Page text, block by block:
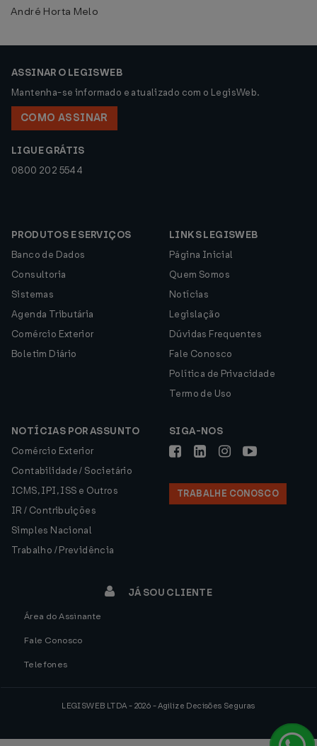
André Horta Melo
ASSINAR O LEGISWEB
Mantenha-se informado e atualizado com o LegisWeb.
COMO ASSINAR
LIGUE GRÁTIS
0800 202 5544
PRODUTOS E SERVIÇOS
Banco de Dados
Consultoria
Sistemas
Agenda Tributária
Comércio Exterior
Boletim Diário
LINKS LEGISWEB
Página Inicial
Quem Somos
Notícias
Legislação
Dúvidas Frequentes
Fale Conosco
Política de Privacidade
Termo de Uso
NOTÍCIAS POR ASSUNTO
Comércio Exterior
Contabilidade / Societário
ICMS, IPI, ISS e Outros
IR / Contribuições
Simples Nacional
Trabalho / Previdência
SIGA-NOS
TRABALHE CONOSCO
JÁ SOU CLIENTE
Área do Assinante
Fale Conosco
Telefones
LEGISWEB LTDA - 2026 - Agilize Decisões Seguras